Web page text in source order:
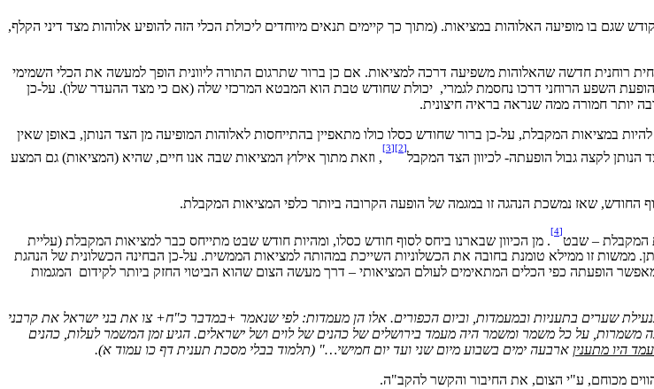
בו מופיעה האלוהות במציאות. (מתוך כך קיימים תנאים מיוחדים ליכולת הכלי הזה להופיע אלוהות מצד דיני הקלף,
רוחנית חדשה שהאלוהות משפיעה דרכה למציאות. אם כן ברור שתרגום התורה ליוונית הופך למעשה את הכלי השמימי
הופעת השפע הרוחני דרכו נחסמת לגמרי, יכולת שחודש טבת הוא המבטא המרכזי שלה (אם כי מצד ההעדר שלו). על-כן
יותר חמורה ממה שנראה בראיה חיצונית.
במציאות המקבלת, על-כן ברור שחודש כסלו כולו מתאפיין בהתייחסות לאלוהות המופיעה מן הצד הנותן, באופן שאין
לקצה גבול הופעתה- לכיוון הצד המקבל
[2]
[3]
, וזאת מתוך אילוץ המציאות שבה אנו חיים, שהיא (המציאות) גם המצע
החודש, שאז נמשכת הנהגה זו במגמה של הופעה הקרובה ביותר כלפי המציאות המקבלת.
המקבלת – שבט
[4]
. מן הכיוון שבארנו ביחס לסוף חודש כסלו, ומהיות חודש שבט מתייחס כבר למציאות המקבלת (עליית
זו ממילא טומנת בחובה את הכשלוניות השייכת במהותה למציאות הממשית. על-כן הבחינה הכשלונית של הנהגת
הופעתה כפי הכלים המתאימים לעולם המציאותי – דרך מעשה הצום שהוא הביטוי החזק ביותר לקידום המגמות
שערים בתעניות ובמעמדות, וביום הכפורים. אלו הן מעמדות: לפי שנאמר +במדבר כ"ח+ צו את בני ישראל את קרבני
משמרות, על כל משמר ומשמר היה מעמד בירושלים של כהנים של לוים ושל ישראלים. הגיע זמן המשמר לעלות, כהנים
היו מתענין ארבעה ימים בשבוע מיום שני ועד יום חמישי…" (תלמוד בבלי מסכת תענית דף כו עמוד א).
מכוחם, ע"י הצום, את החיבור והקשר להקב"ה.